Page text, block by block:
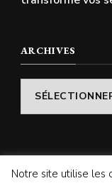
ARCHIVES
Archives
© Copyright
Notre site utilise les